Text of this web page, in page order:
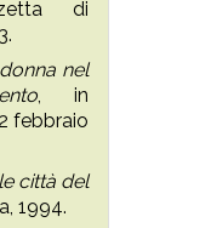
di
nel
, in
febbraio
città del
1994.